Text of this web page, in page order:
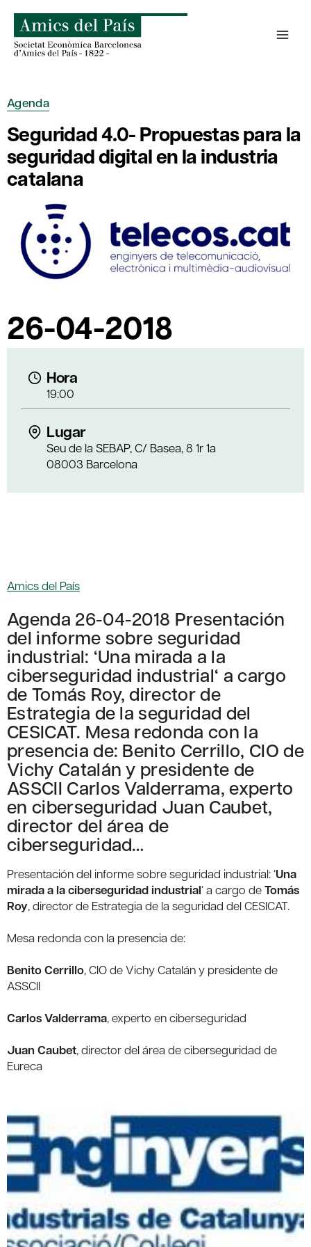
contenido
Agenda
Seguridad 4.0- Propuestas para la
seguridad digital en la industria
catalana
26-04-2018
Hora
19:00
Lugar
Seu de la SEBAP, C/ Basea, 8 1r 1a
08003 Barcelona
Amics del País
Agenda 26-04-2018 Presentación
del informe sobre seguridad
industrial: ‘Una mirada a la
ciberseguridad industrial‘ a cargo
de Tomás Roy, director de
Estrategia de la seguridad del
CESICAT. Mesa redonda con la
presencia de: Benito Cerrillo, CIO de
Vichy Catalán y presidente de
ASSCII Carlos Valderrama, experto
en ciberseguridad Juan Caubet,
director del área de
ciberseguridad…
Presentación del informe sobre seguridad industrial: ‘Una
mirada a la ciberseguridad industrial‘ a cargo deTomás
Roy, director de Estrategia de la seguridad del CESICAT.
Mesa redonda con la presencia de:
Benito Cerrillo, CIO de Vichy Catalán y presidente de
ASSCII
Carlos Valderrama, experto en ciberseguridad
Juan Caubet, director del área de ciberseguridad de
Eureca